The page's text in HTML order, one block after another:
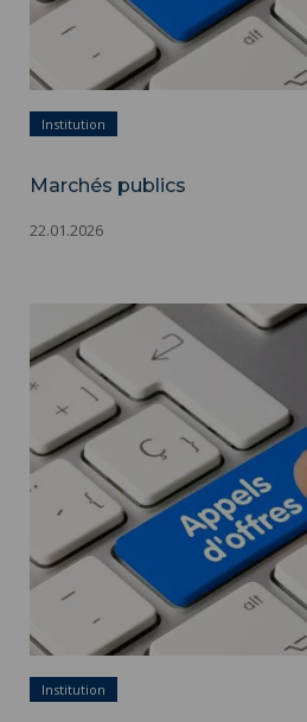
Institution
Marchés publics
22.01.2026
Marchés publics ">
Marchés publics - Appels d'offres -
Institution